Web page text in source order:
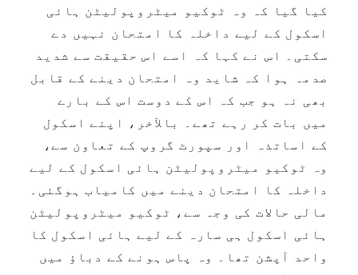
کیا گیا کہ وہ ٹوکیو میٹروپولیٹن ہائی
اسکول کے لیے داخلہ کا امتحان نہیں دے
سکتی۔ اس نے کہا کہ اسے اس حقیقت سے شدید
صدمہ ہوا کہ شاید وہ امتحان دینے کے قابل
بھی نہ ہو جب کہ اس کے دوست اس کے بارے
میں بات کر رہے تھے۔ بالآخر، اپنے اسکول
کے اساتذہ اور سپورٹ گروپ کے تعاون سے،
وہ ٹوکیو میٹروپولیٹن ہائی اسکول کے لیے
داخلہ کا امتحان دینے میں کامیاب ہوگئی۔
مالی حالات کی وجہ سے، ٹوکیو میٹروپولیٹن
ہائی اسکول ہی سارہ کے لیے ہائی اسکول کا
واحد آپشن تھا۔ وہ پاس ہونے کے دباؤ میں